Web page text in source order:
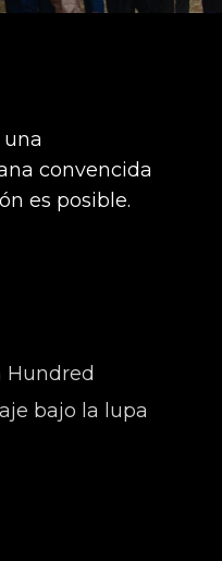
convencida
es posible.
Hundred
bajo la lupa